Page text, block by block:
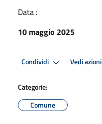
Data :
10 maggio 2025
Condividi Vedi azioni
Categorie:
Comune